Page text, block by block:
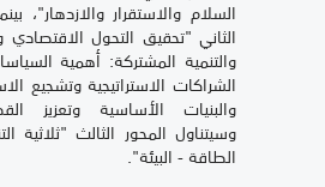
السلام والاستقرار والازدهار"،
الثاني "تحقيق التحول الاقتصادي
والتنمية المشتركة: أهمية
الشراكات الاستراتيجية وتشجيع
والبنيات الأساسية وتعزيز
وسيتناول المحور الثالث "ثلاثية
الطاقة - البيئة".